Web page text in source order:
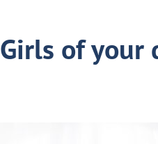
Girls of your